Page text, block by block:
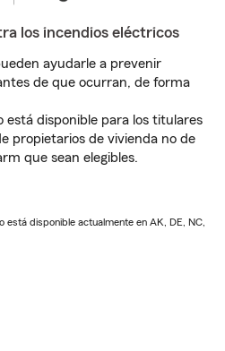
los incendios eléctricos
ayudarle a prevenir
de que ocurran, de forma
está disponible para los titulares
propietarios de vivienda no de
que sean elegibles.
disponible actualmente en AK, DE, NC,